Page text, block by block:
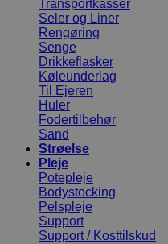
Transportkasser
Seler og Liner
Rengøring
Senge
Drikkeflasker
Køleunderlag
Til Ejeren
Huler
Fodertilbehør
Sand
Strøelse
Pleje
Potepleje
Bodystocking
Pelspleje
Support
Support / Kosttilskud